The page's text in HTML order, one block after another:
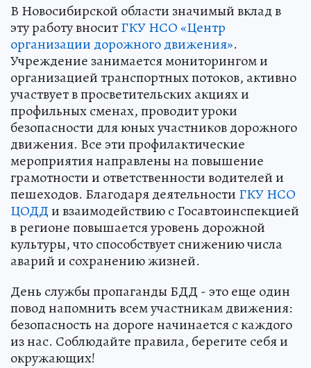
В Новосибирской области значимый вклад в
эту работу вноситГКУ НСО «Центр
организации дорожного движения».
Учреждение занимается мониторингом и
организацией транспортных потоков, активно
участвует в просветительских акциях и
профильных сменах, проводит уроки
безопасности для юных участников дорожного
движения. Все эти профилактические
мероприятия направлены на повышение
грамотности и ответственности водителей и
пешеходов. Благодаря деятельности ГКУ НСО
ЦОДДи взаимодействию с Госавтоинспекцией
в регионе повышается уровень дорожной
культуры, что способствует снижению числа
аварий и сохранению жизней.
День службы пропаганды БДД - это еще один
повод напомнить всем участникам движения:
безопасность на дороге начинается с каждого
из нас. Соблюдайте правила, берегите себя и
окружающих!